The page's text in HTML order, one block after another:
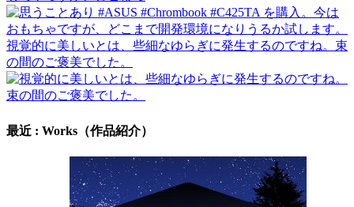
視覚的に美しいとは、些細なゆらぎに発生するのですね。束
の間のご褒美でした。
最近 : Works（作品紹介）